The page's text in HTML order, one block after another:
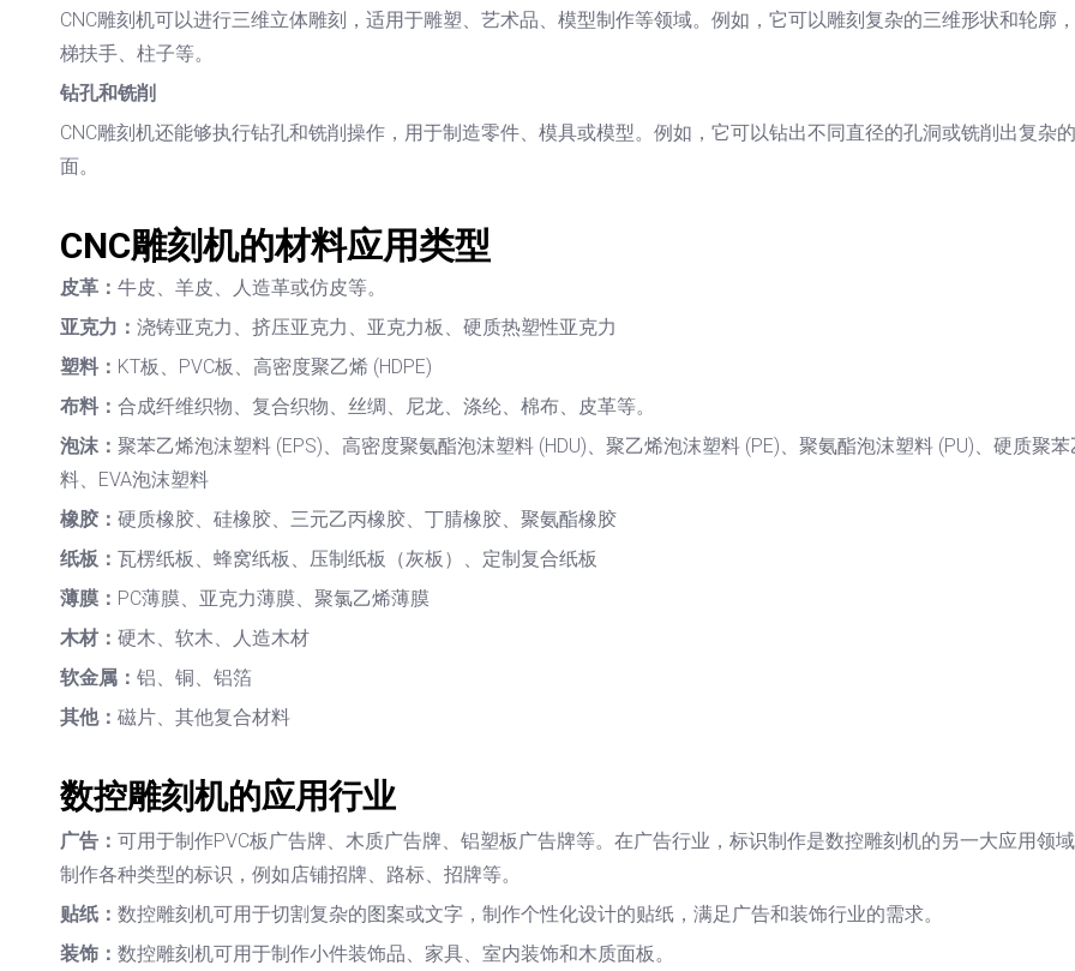
CNC雕刻机可以进行三维立体雕刻，适用于雕塑、艺术品、模型制作等领域。例如，它可以雕刻复杂的三维形状和轮廓
梯扶手、柱子等。
钻孔和铣削
CNC雕刻机还能够执行钻孔和铣削操作，用于制造零件、模具或模型。例如，它可以钻出不同直径的孔洞或铣削出复杂
面。
CNC雕刻机的材料应用类型
皮革： 牛皮、羊皮、人造革或仿皮等。
亚克力： 浇铸亚克力、挤压亚克力、亚克力板、硬质热塑性亚克力
塑料： KT板、PVC板、高密度聚乙烯 (HDPE)
布料： 合成纤维织物、复合织物、丝绸、尼龙、涤纶、棉布、皮革等。
泡沫： 聚苯乙烯泡沫塑料 (EPS)、高密度聚氨酯泡沫塑料 (HDU)、聚乙烯泡沫塑料 (PE)、聚氨酯泡沫塑料 (PU)、硬质聚
料、EVA泡沫塑料
橡胶： 硬质橡胶、硅橡胶、三元乙丙橡胶、丁腈橡胶、聚氨酯橡胶
纸板： 瓦楞纸板、蜂窝纸板、压制纸板（灰板）、定制复合纸板
薄膜： PC薄膜、亚克力薄膜、聚氯乙烯薄膜
木材： 硬木、软木、人造木材
软金属： 铝、铜、铝箔
其他： 磁片、其他复合材料
数控雕刻机的应用行业
广告： 可用于制作PVC板广告牌、木质广告牌、铝塑板广告牌等。在广告行业，标识制作是数控雕刻机的另一大应用领
制作各种类型的标识，例如店铺招牌、路标、招牌等。
贴纸： 数控雕刻机可用于切割复杂的图案或文字，制作个性化设计的贴纸，满足广告和装饰行业的需求。
装饰： 数控雕刻机可用于制作小件装饰品、家具、室内装饰和木质面板。